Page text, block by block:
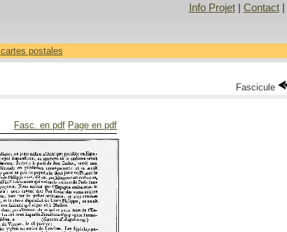
Info Projet| Contact|
cartes postales
Fascicule
Fasc. en pdf Page en pdf